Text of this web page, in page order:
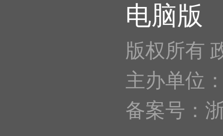
电脑版
版权所有
主办单位
备案号：